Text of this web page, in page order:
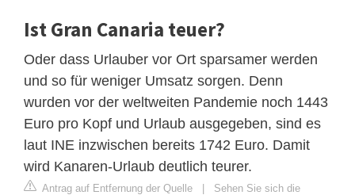
Ist Gran Canaria teuer?
Oder dass Urlauber vor Ort sparsamer werden
und so für weniger Umsatz sorgen. Denn
wurden vor der weltweiten Pandemie noch 1443
Euro pro Kopf und Urlaub ausgegeben, sind es
laut INE inzwischen bereits 1742 Euro. Damit
wird Kanaren-Urlaub deutlich teurer.
Antrag auf Entfernung der Quelle | Sehen Sie sich die